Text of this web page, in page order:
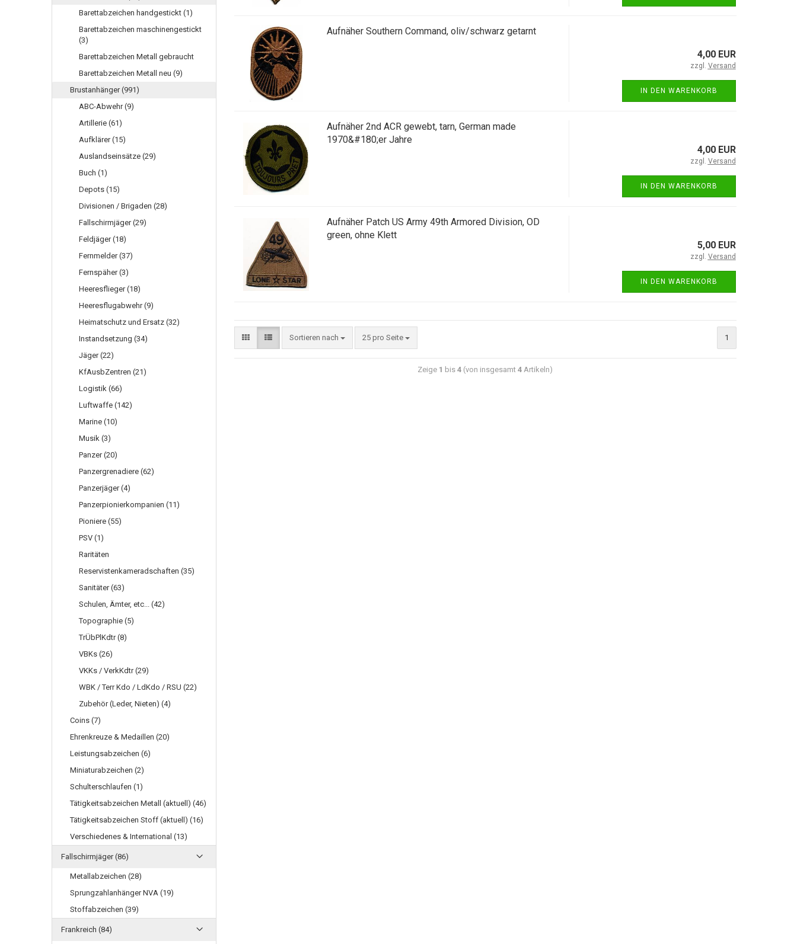
Aufnäher Southern Command, oliv/schwarz getarnt
4,00 EUR
zzgl. Versand
IN DEN WARENKORB
Aufnäher 2nd ACR gewebt, tarn, German made
1970&#180;er Jahre
4,00 EUR
zzgl. Versand
IN DEN WARENKORB
Aufnäher Patch US Army 49th Armored Division, OD
green, ohne Klett
5,00 EUR
zzgl. Versand
IN DEN WARENKORB
Sortieren nach 25 pro Seite 1
Zeige 1 bis4 (von insgesamt4 Artikeln)
Barettabzeichen handgestickt (1)
Barettabzeichen maschinengestickt
(3)
Barettabzeichen Metall gebraucht
Barettabzeichen Metall neu (9)
Brustanhänger (991)
ABC-Abwehr (9)
Artillerie (61)
Aufklärer (15)
Auslandseinsätze (29)
Buch (1)
Depots (15)
Divisionen / Brigaden (28)
Fallschirmjäger (29)
Feldjäger (18)
Fernmelder (37)
Fernspäher (3)
Heeresflieger (18)
Heeresflugabwehr (9)
Heimatschutz und Ersatz (32)
Instandsetzung (34)
Jäger (22)
KfAusbZentren (21)
Logistik (66)
Luftwaffe (142)
Marine (10)
Musik (3)
Panzer (20)
Panzergrenadiere (62)
Panzerjäger (4)
Panzerpionierkompanien (11)
Pioniere (55)
PSV (1)
Raritäten
Reservistenkameradschaften (35)
Sanitäter (63)
Schulen, Ämter, etc... (42)
Topographie (5)
TrÜbPlKdtr (8)
VBKs (26)
VKKs / VerkKdtr (29)
WBK / Terr Kdo / LdKdo / RSU (22)
Zubehör (Leder, Nieten) (4)
Coins (7)
Ehrenkreuze & Medaillen (20)
Leistungsabzeichen (6)
Miniaturabzeichen (2)
Schulterschlaufen (1)
Tätigkeitsabzeichen Metall (aktuell) (46)
Tätigkeitsabzeichen Stoff (aktuell) (16)
Verschiedenes & International (13)
Fallschirmjäger (86)
Metallabzeichen (28)
Sprungzahlanhänger NVA (19)
Stoffabzeichen (39)
Frankreich (84)